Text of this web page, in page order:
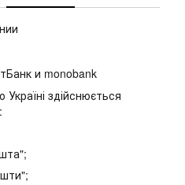
и monobank
здійснюється